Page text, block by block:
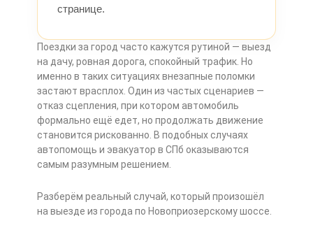
странице.
Поездки за город часто кажутся рутиной — выезд
на дачу, ровная дорога, спокойный трафик. Но
именно в таких ситуациях внезапные поломки
застают врасплох. Один из частых сценариев —
отказ сцепления, при котором автомобиль
формально ещё едет, но продолжать движение
становится рискованно. В подобных случаях
автопомощь и эвакуатор в СПб оказываются
самым разумным решением.
Разберём реальный случай, который произошёл
на выезде из города по Новоприозерскому шоссе.